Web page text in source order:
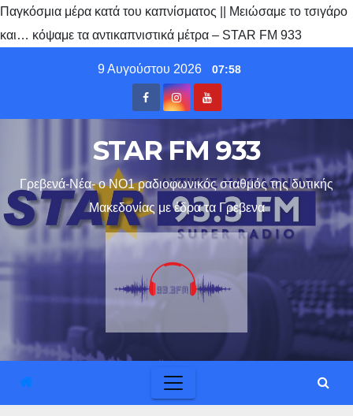
Παγκόσμια μέρα κατά του καπνίσματος || Μειώσαμε το τσιγάρο
και… κόψαμε τα αντικαπνιστικά μέτρα – STAR FM 933
9 Αυγούστου 2026 07:58
STAR FM 933
Γρεβενά-Νέα- ο ΝΟ1 ραδιοφωνικός σταθμός της δυτικής
Μακεδονίας με έδρα τα Γρεβενα